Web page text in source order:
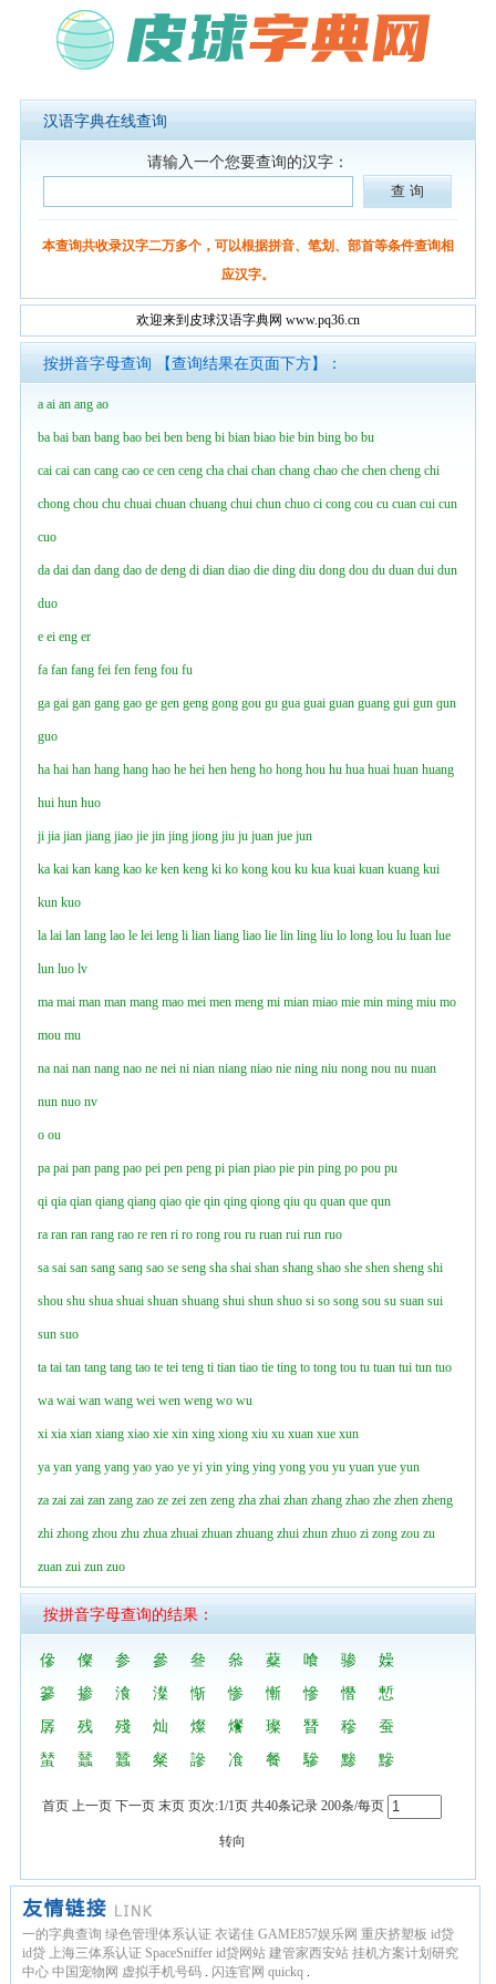
汉语字典在线查询
请输入一个您要查询的汉字：
本查询共收录汉字二万多个，可以根据拼音、笔划、部首等条件查询相
应汉字。
欢迎来到皮球汉语字典网 www.pq36.cn
按拼音字母查询 【查询结果在页面下方】：
a ai an ang ao
ba bai ban bang bao bei ben beng bi bian biao bie bin bing bo bu
cai cai can cang cao ce cen ceng cha chai chan chang chao che chen cheng chi
chong chou chu chuai chuan chuang chui chun chuo ci cong cou cu cuan cui cun
cuo
da dai dan dang dao de deng di dian diao die ding diu dong dou du duan dui dun
duo
e ei eng er
fa fan fang fei fen feng fou fu
ga gai gan gang gao ge gen geng gong gou gu gua guai guan guang gui gun ɡun
guo
ha hai han hang hanɡ hao he hei hen heng ho hong hou hu hua huai huan huang
hui hun huo
ji jia jian jiang jiao jie jin jing jiong jiu ju juan jue jun
ka kai kan kang kao ke ken keng ki ko kong kou ku kua kuai kuan kuang kui
kun kuo
la lai lan lang lao le lei leng li lian liang liao lie lin ling liu lo long lou lu luan lue
lun luo lv
ma mai man man mang mao mei men meng mi mian miao mie min ming miu mo
mou mu
na nai nan nang nao ne nei ni nian niang niao nie ning niu nong nou nu nuan
nun nuo nv
o ou
pa pai pan pang pao pei pen peng pi pian piao pie pin ping po pou pu
qi qia qian qiang qianɡ qiao qie qin qing qiong qiu qu quan que qun
ra ran ran rang rao re ren ri ro rong rou ru ruan rui run ruo
sa sai san sang sanɡ sao se seng sha shai shan shang shao she shen sheng shi
shou shu shua shuai shuan shuang shui shun shuo si so song sou su suan sui
sun suo
ta tai tan tang tang tao te tei teng ti tian tiao tie ting to tong tou tu tuan tui tun tuo
wa wai wan wang wei wen weng wo wu
xi xia xian xiang xiao xie xin xing xiong xiu xu xuan xue xun
ya yan yang yanɡ yao yao ye yi yin ying yinɡ yong you yu yuan yue yun
za zai zai zan zang zao ze zei zen zeng zha zhai zhan zhang zhao zhe zhen zheng
zhi zhong zhou zhu zhua zhuai zhuan zhuang zhui zhun zhuo zi zong zou zu
zuan zui zun zuo
按拼音字母查询的结果：
傪 儏 参 參 叄 叅 薒 喰 骖
嬠
篸
掺 湌 澯 惭 惨 慚 慘 憯
慙
孱
残 殘 灿 燦 爘 璨 朁 穇
蚕
蝅
蠺 蠶 粲 謲 飡 餐 驂 黪 黲
首页 上一页 下一页 末页 页次:1/1页 共40条记录 200条/每页
转向
一的字典查询 绿色管理体系认证 衣诺佳 GAME857娱乐网 重庆挤塑板 id贷
id贷 上海三体系认证 SpaceSniffer id贷网站 建管家西安站 挂机方案计划研究
中心 中国宠物网 虚拟手机号码 . 闪连官网 quickq .